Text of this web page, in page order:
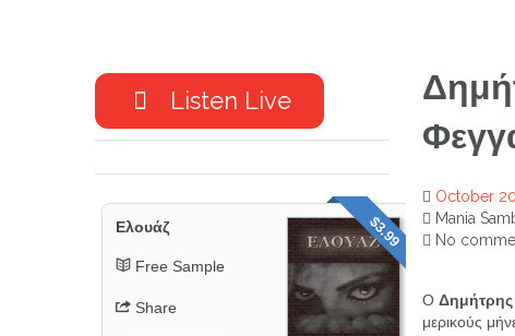
Listen Live
$3.99
Ελουάζ
Free Sample
Share
October
Mania
No
Ο
μερικούς